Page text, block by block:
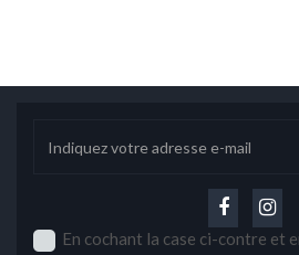
En cochant la case ci-contre et